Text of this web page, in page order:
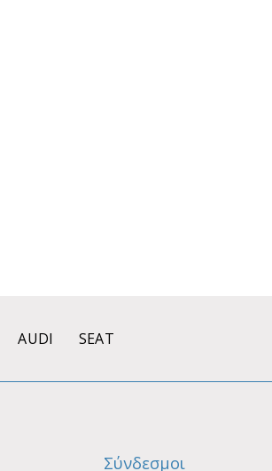
AUDI SEAT
Σύνδεσμοι